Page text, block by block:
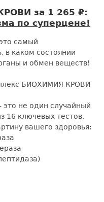
за 1 265 ₽:
по суперцене!
самый
в каком состоянии
и обмен веществ!
БИОХИМИЯ КРОВИ
не один случайный
16 ключевых тестов,
вашего здоровья: